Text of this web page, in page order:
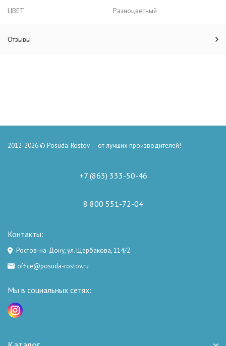
ЦВЕТ
Разноцветный
Отзывы
2012-2026 © Posuda-Rostov — от лучших производителей!
+7 (863) 333-50-46
8 800 551-72-04
Контакты:
Ростов-на-Дону, ул. Щербакова, 114/2
office@posuda-rostov.ru
Мы в социальных сетях: